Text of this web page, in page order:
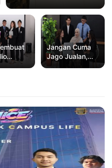
Profesional,
Mahasiswa Magang di
Kementerian Koperasi
Jangan Cuma
Jago Jualan,